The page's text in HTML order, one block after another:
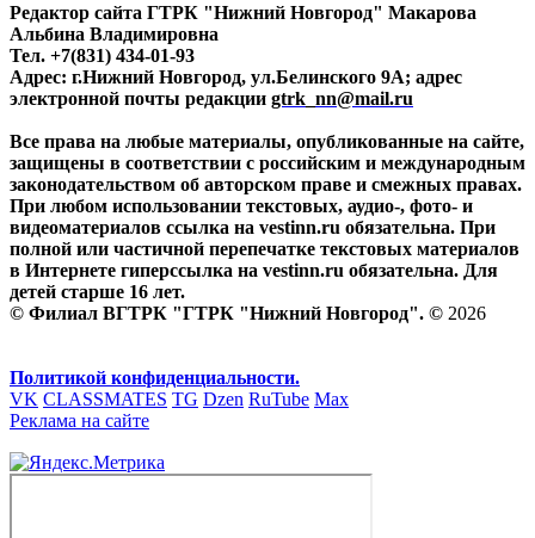
Редактор сайта ГТРК "Нижний Новгород" Макарова
Альбина Владимировна
Тел. +7(831) 434-01-93
Адрес: г.Нижний Новгород, ул.Белинского 9А; адрес
электронной почты редакции gtrk_nn@mail.ru
Все права на любые материалы, опубликованные на сайте,
защищены в соответствии с российским и международным
законодательством об авторском праве и смежных правах.
При любом использовании текстовых, аудио-, фото- и
видеоматериалов ссылка на vestinn.ru обязательна. При
полной или частичной перепечатке текстовых материалов
в Интернете гиперссылка на vestinn.ru обязательна. Для
детей старше 16 лет.
© Филиал ВГТРК "ГТРК "Нижний Новгород". © 2026
Политикой конфиденциальности.
VK CLASSMATES TG Dzen RuTube Max
Реклама на сайте